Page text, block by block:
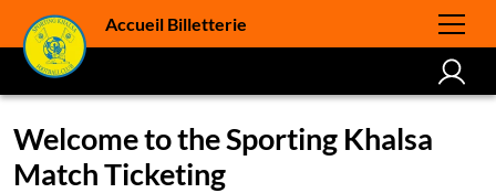
Accueil Billetterie
Welcome to the Sporting Khalsa
Match Ticketing